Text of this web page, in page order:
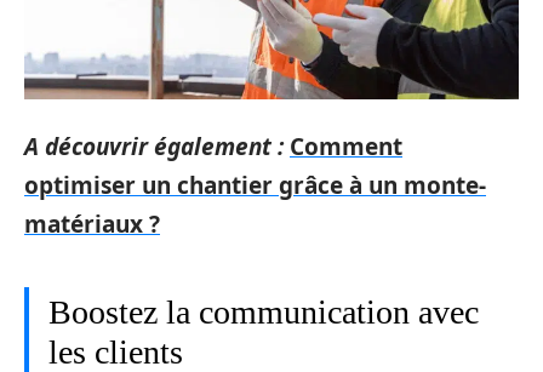
A découvrir également : Comment
optimiser un chantier grâce à un monte-
matériaux ?
Boostez la communication avec
les clients